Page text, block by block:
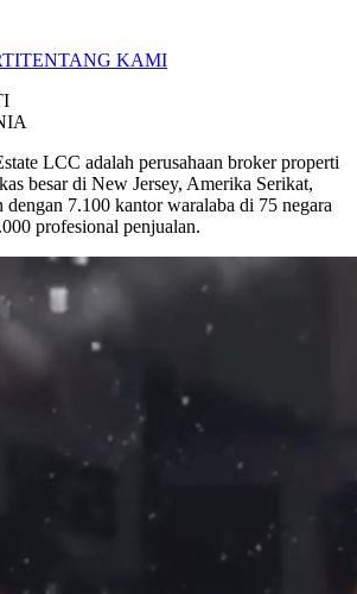
TENTANG KAMI
LCC adalah perusahaan broker properti
besar di New Jersey, Amerika Serikat,
dengan 7.100 kantor waralaba di 75 negara
profesional penjualan.